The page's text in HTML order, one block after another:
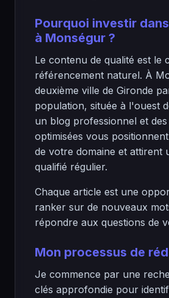
Pourquoi investir
à Monségur ?
Le contenu de qualité est le
référencement naturel. À
deuxième ville de Gironde
population, située à l'ouest
un blog professionnel et des
optimisées vous
de votre domaine et attirent
qualifié régulier.
Chaque article est une
ranker sur de nouveaux
répondre aux questions de
Mon processus de
Je commence par une
clés approfondie pour